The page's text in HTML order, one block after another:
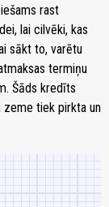
rast
lai cilvēki, kas
sākt to, varētu
termiņu
Šāds kredīts
zeme tiek pirkta un